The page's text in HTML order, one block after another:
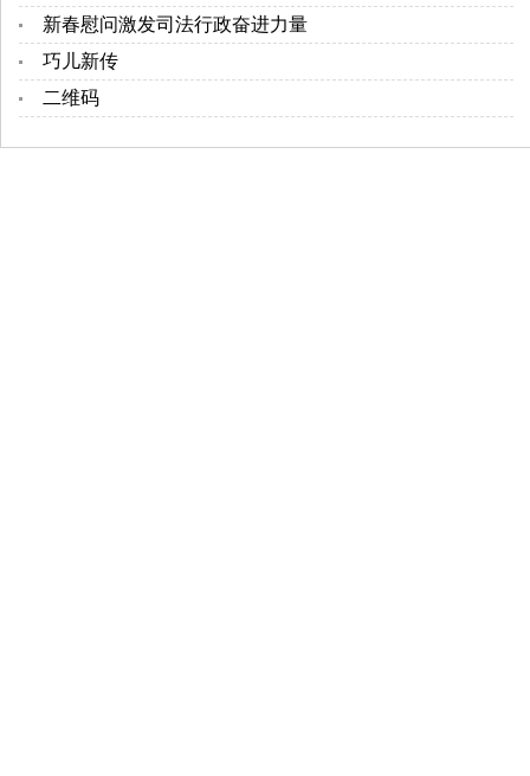
新春慰问激发司法行政奋进力量
巧儿新传
二维码